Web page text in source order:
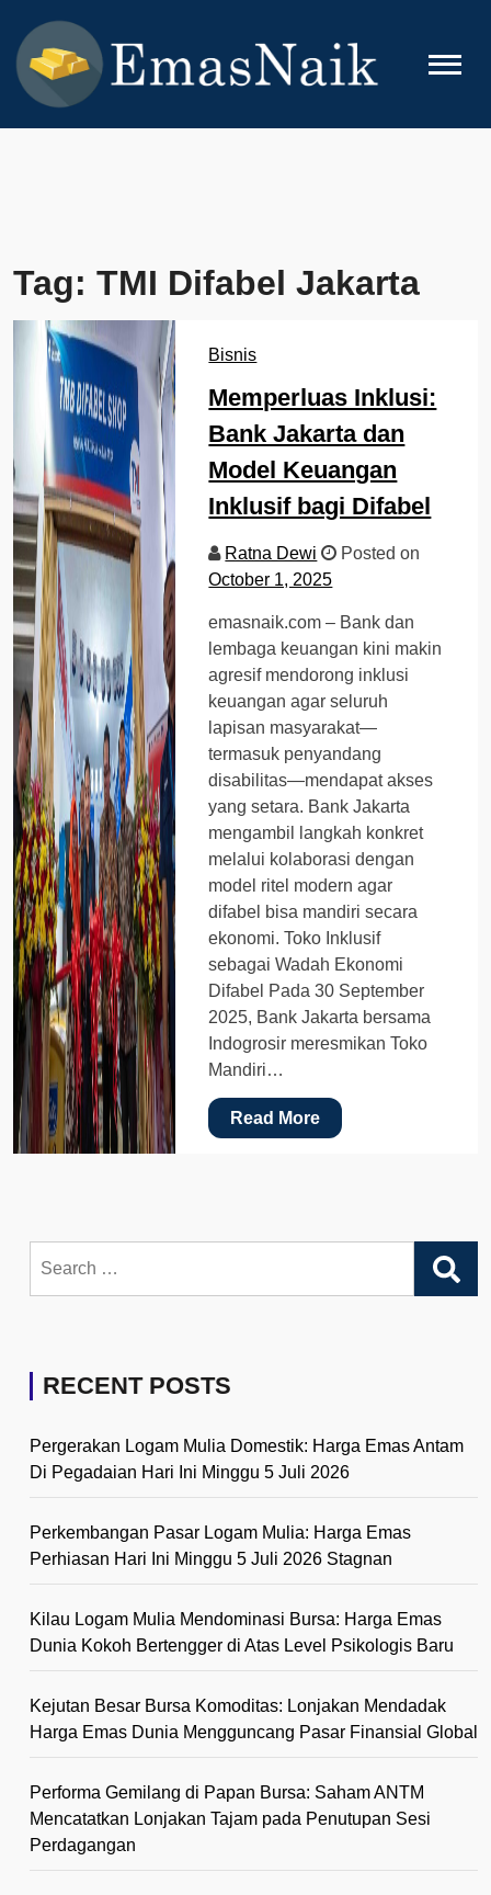
content
EMASNAIK
Topik Seputar Emas
Tag: TMI Difabel Jakarta
Bisnis
Memperluas Inklusi:
Bank Jakarta dan
Model Keuangan
Inklusif bagi Difabel
Ratna Dewi
Posted on
October 1, 2025
emasnaik.com – Bank dan
lembaga keuangan kini makin
agresif mendorong inklusi
keuangan agar seluruh
lapisan masyarakat—
termasuk penyandang
disabilitas—mendapat akses
yang setara. Bank Jakarta
mengambil langkah konkret
melalui kolaborasi dengan
model ritel modern agar
difabel bisa mandiri secara
ekonomi. Toko Inklusif
sebagai Wadah Ekonomi
Difabel Pada 30 September
2025, Bank Jakarta bersama
Indogrosir meresmikan Toko
Mandiri…
Read More
for:
RECENT POSTS
Pergerakan Logam Mulia Domestik: Harga Emas Antam
Di Pegadaian Hari Ini Minggu 5 Juli 2026
Perkembangan Pasar Logam Mulia: Harga Emas
Perhiasan Hari Ini Minggu 5 Juli 2026 Stagnan
Kilau Logam Mulia Mendominasi Bursa: Harga Emas
Dunia Kokoh Bertengger di Atas Level Psikologis Baru
Kejutan Besar Bursa Komoditas: Lonjakan Mendadak
Harga Emas Dunia Mengguncang Pasar Finansial Global
Performa Gemilang di Papan Bursa: Saham ANTM
Mencatatkan Lonjakan Tajam pada Penutupan Sesi
Perdagangan